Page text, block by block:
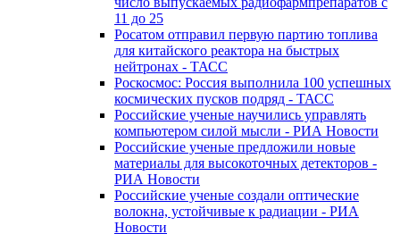
11 до 25
Росатом отправил первую партию топлива
для китайского реактора на быстрых
нейтронах - ТАСС
Роскосмос: Россия выполнила 100 успешных
космических пусков подряд - ТАСС
Российские ученые научились управлять
компьютером силой мысли - РИА Новости
Российские ученые предложили новые
материалы для высокоточных детекторов -
РИА Новости
Российские ученые создали оптические
волокна, устойчивые к радиации - РИА
Новости